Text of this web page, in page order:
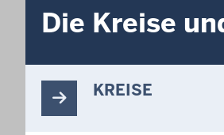
e
e
f
Die Kreise
KREISE